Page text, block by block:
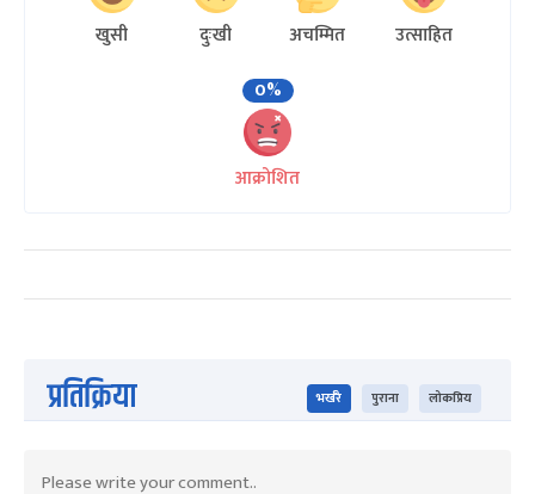
खुसी दुःखी अचम्मित
उत्साहित
0%
आक्रोशित
प्रतिक्रिया भर्खरै पुराना लोकप्रिय